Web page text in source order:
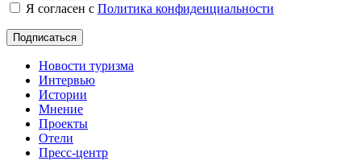
Я согласен с Политика конфиденциальности
Новости туризма
Интервью
Истории
Мнение
Проекты
Отели
Пресс-центр